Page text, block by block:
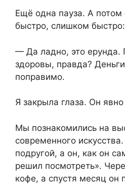
Ещё одна пауза. А потом
быстро, слишком быстро:
— Да ладно, это ерунда.
здоровы, правда?
поправимо.
Я закрыла глаза. Он
Мы познакомились на
современного
подругой, а он, как он
решил посмотреть».
кофе, а спустя месяц он